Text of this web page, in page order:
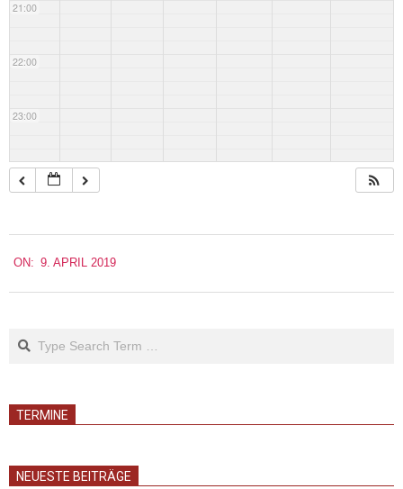
21:00
22:00
23:00
04-
09
ON: 9. APRIL 2019
TERMINE
NEUESTE BEITRÄGE